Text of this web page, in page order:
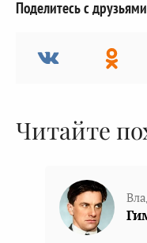
Поделитесь с
Читайте